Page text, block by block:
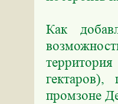
Как
промзоне